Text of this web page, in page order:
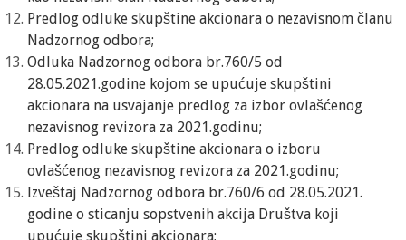
Predlog odluke skupštine akcionara o nezavisnom članu
Nadzornog odbora;
Odluka Nadzornog odbora br.760/5 od
28.05.2021.godine kojom se upućuje skupštini
akcionara na usvajanje predlog za izbor ovlašćenog
nezavisnog revizora za 2021.godinu;
Predlog odluke skupštine akcionara o izboru
ovlašćenog nezavisnog revizora za 2021.godinu;
Izveštaj Nadzornog odbora br.760/6 od 28.05.2021.
godine o sticanju sopstvenih akcija Društva koji
upućuje skupštini akcionara;